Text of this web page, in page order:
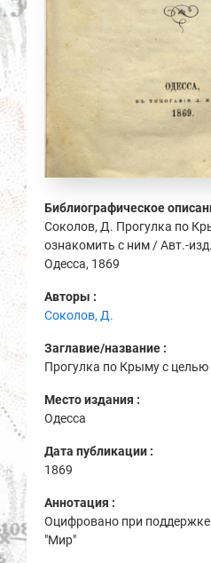
Библиографическое
Соколов, Д. Прогулка по
ознакомить с ним / Авт.-
Одесса, 1869
Авторы :
Соколов, Д.
Заглавие/название :
Прогулка по Крыму с
Место издания :
Одесса
Дата публикации :
1869
Аннотация :
Оцифровано при
"Мир"